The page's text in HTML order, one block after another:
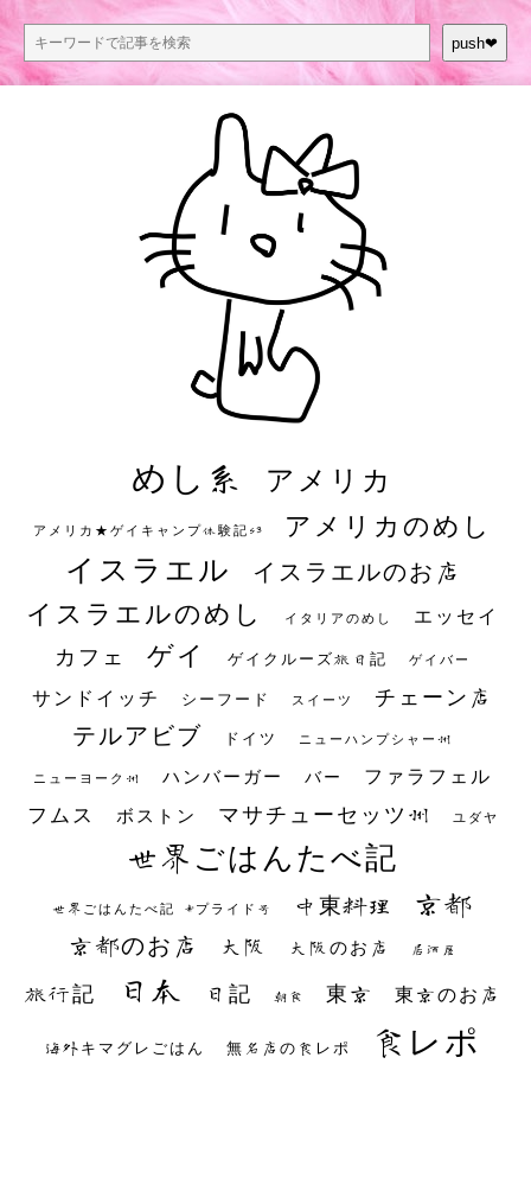
push❤︎
めし系 アメリカ
アメリカ★ゲイキャンプ体験記S3 アメリカのめし
イスラエル イスラエルのお店
イスラエルのめし イタリアのめし エッセイ
カフェ ゲイ ゲイクルーズ旅日記 ゲイバー
サンドイッチ シーフード スイーツ チェーン店
テルアビブ ドイツ ニューハンプシャー州
ニューヨーク州 ハンバーガー バー ファラフェル
フムス ボストン マサチューセッツ州 ユダヤ
世界ごはんたべ記
世界ごはんたべ記 #プライド号 中東料理 京都
京都のお店 大阪 大阪のお店 居酒屋
旅行記 日本 日記 朝食 東京 東京のお店
海外キマグレごはん 無名店の食レポ 食レポ